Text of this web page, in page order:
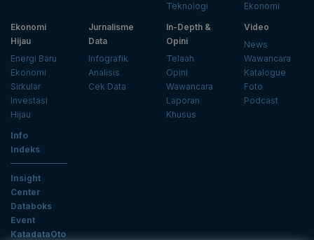
Teknologi
Ekonomi
Ekonomi
Hijau
Energi Baru
Ekonomi
Sirkular
Investasi
Hijau
Jurnalisme
Data
Infografik
Analisis
Cek Data
In-Depth &
Opini
Telaah
Opini
Wawancara
Laporan
Khusus
Video
News
Wawancara
Katalogue
Foto
Podcast
Info
Indeks
Insight
Center
Databoks
Event
KatadataOto